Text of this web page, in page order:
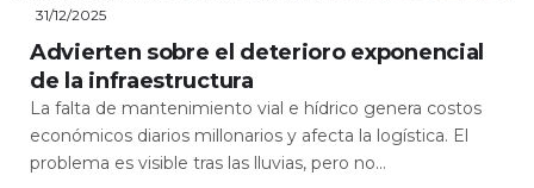
31/12/2025
Advierten sobre el deterioro exponencial
de la infraestructura
La falta de mantenimiento vial e hídrico genera costos
económicos diarios millonarios y afecta la logística. El
problema es visible tras las lluvias, pero no...